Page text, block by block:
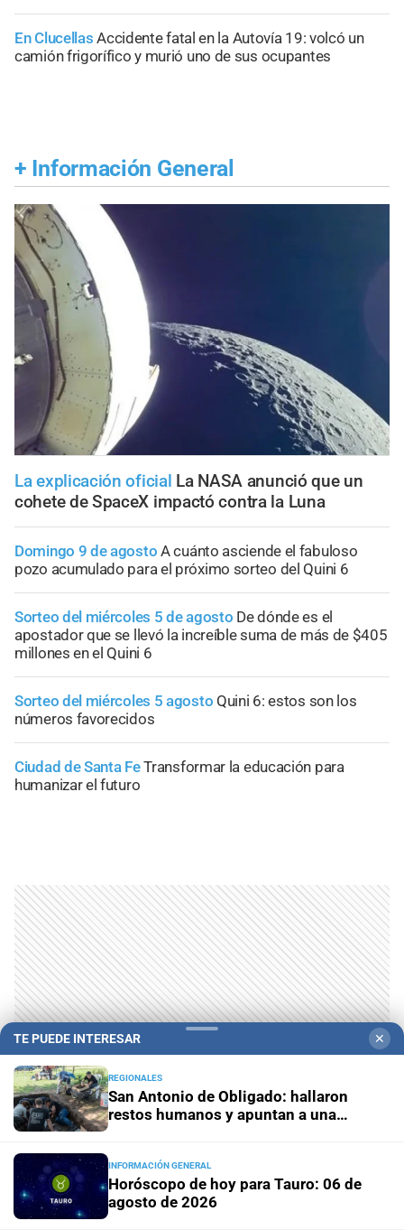
En Clucellas Accidente fatal en la Autovía 19: volcó un
camión frigorífico y murió uno de sus ocupantes
+ Información General
La explicación oficial La NASA anunció que un
cohete de SpaceX impactó contra la Luna
Domingo 9 de agosto A cuánto asciende el fabuloso
pozo acumulado para el próximo sorteo del Quini 6
Sorteo del miércoles 5 de agosto De dónde es el
apostador que se llevó la increíble suma de más de $405
millones en el Quini 6
Sorteo del miércoles 5 agosto Quini 6: estos son los
números favorecidos
Ciudad de Santa FeTransformar la educación para
humanizar el futuro
TE PUEDE INTERESAR ✕
REGIONALES
San Antonio de Obligado: hallaron
restos humanos y apuntan a una
INFORMACIÓN GENERAL
Horóscopo de hoy para Tauro: 06 de
agosto de 2026